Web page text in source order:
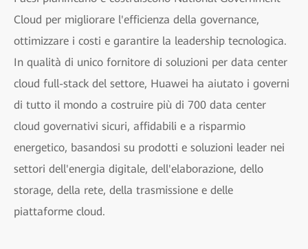
Cloud per migliorare l'efficienza della governance,
ottimizzare i costi e garantire la leadership tecnologica.
In qualità di unico fornitore di soluzioni per data center
cloud full-stack del settore, Huawei ha aiutato i governi
di tutto il mondo a costruire più di 700 data center
cloud governativi sicuri, affidabili e a risparmio
energetico, basandosi su prodotti e soluzioni leader nei
settori dell'energia digitale, dell'elaborazione, dello
storage, della rete, della trasmissione e delle
piattaforme cloud.